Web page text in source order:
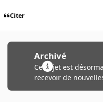
Citer
Archivé
Ce sujet est
recevoir de